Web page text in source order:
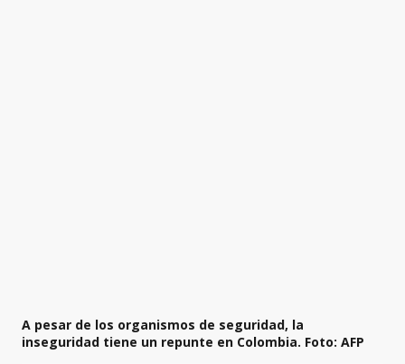
A pesar de los organismos de seguridad, la
inseguridad tiene un repunte en Colombia. Foto: AFP